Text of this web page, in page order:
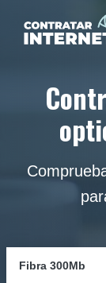
Fibra 300Mb